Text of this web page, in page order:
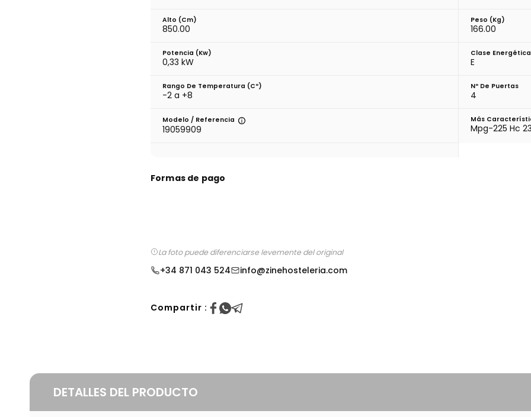
Alto (cm)
850.00
Peso (kg)
166.00
Potencia (Kw)
0,33 kW
Clase Energética
E
Rango De Temperatura (cº)
-2 a +8
Nº De Puertas
4
Modelo / Referencia
19059909
Más
Mpg-225 Hc
Formas de pago
La foto puede diferenciarse levemente del original
+34 871 043 524 info@zinehosteleria.com
Compartir :
DETALLES DEL PRODUCTO